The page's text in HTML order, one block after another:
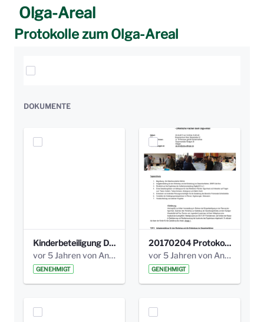
Olga-Areal
Protokolle zum Olga-Areal
Elemente auswählen
DOKUMENTE
Kinderbeteiligung Dez. 17 _Abstimmung Klettergerüst.pdf
vor 5 Jahren von Anni Schlumberger
GENEHMIGT
20170204 Protokoll Workshop 2 Promenade Schloßstraße (1).pdf
vor 5 Jahren von Anni Schlumberger
GENEHMIGT